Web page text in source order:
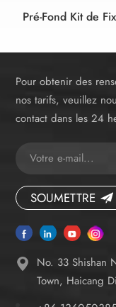
Pour obtenir des
nos tarifs, veuillez
contact dans les 24
SOUMETTRE
No. 33 Shishan
Town, Haicang